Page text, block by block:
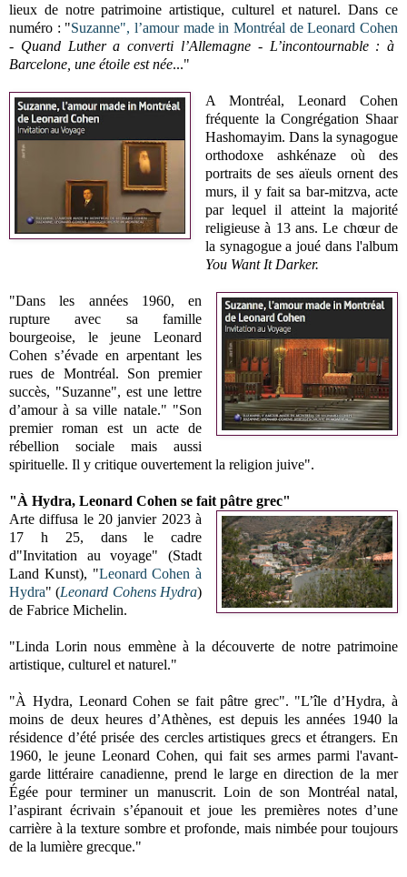
lieux de notre patrimoine artistique, culturel et naturel.Dans ce
numéro : "Suzanne", l’amour made in Montréal de Leonard Cohen
- Quand Luther a converti l’Allemagne - L’incontournable : à
Barcelone, une étoile est née..."
A Montréal, Leonard Cohen
fréquente laCongrégation Shaar
Hashomayim. Dans la synagogue
orthodoxe ashkénaze où des
portraits de ses aïeuls ornent des
murs, il y fait sa bar-mitzva, acte
par lequel il atteint la majorité
religieuse à 13 ans. Le chœur de
la synagogue a joué dans l'album
You Want It Darker.
"Dans les années 1960, en
rupture avec sa famille
bourgeoise, le jeune Leonard
Cohen s’évade en arpentant les
rues de Montréal. Son premier
succès, "Suzanne", est une lettre
d’amour à sa ville natale." "Son
premier roman est un acte de
rébellion sociale mais aussi
spirituelle. Il y critique ouvertement la religion juive".
"À Hydra, Leonard Cohen se fait pâtre grec"
Arte diffusa le 20 janvier 2023 à
17 h 25, dans le cadre
d"Invitation au voyage" (Stadt
Land Kunst), "Leonard Cohen à
Hydra" (Leonard Cohens Hydra)
de Fabrice Michelin.
"Linda Lorin nous emmène à la découverte de notre patrimoine
artistique, culturel et naturel."
"À Hydra, Leonard Cohen se fait pâtre grec". "L’île d’Hydra, à
moins de deux heures d’Athènes, est depuis les années 1940 la
résidence d’été prisée des cercles artistiques grecs et étrangers. En
1960, le jeune Leonard Cohen, qui fait ses armes parmi l'avant-
garde littéraire canadienne, prend le large en direction de la mer
Égée pour terminer un manuscrit. Loin de son Montréal natal,
l’aspirant écrivain s’épanouit et joue les premières notes d’une
carrière à la texture sombre et profonde, mais nimbée pour toujours
de la lumière grecque."